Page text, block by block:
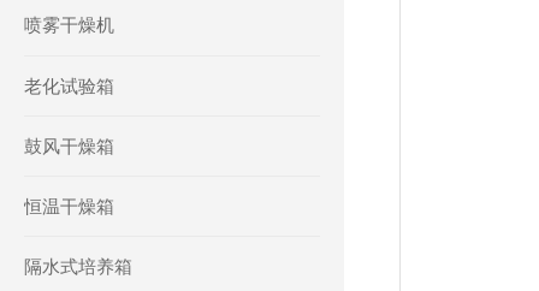
喷雾干燥机
老化试验箱
鼓风干燥箱
恒温干燥箱
隔水式培养箱